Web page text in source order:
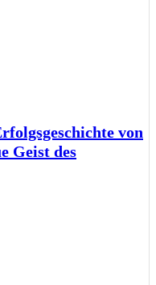
von
Geist des